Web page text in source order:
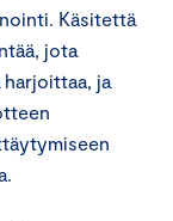
Käsitettä
jota
harjoittaa, ja